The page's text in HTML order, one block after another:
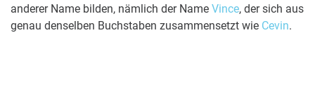
anderer Name bilden, nämlich der Name Vince, der sich aus
genau denselben Buchstaben zusammensetzt wie Cevin.